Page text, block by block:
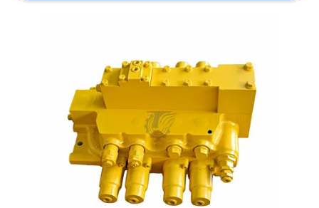
SITEMAP
POLITYKA
PRYWATNOŚCI